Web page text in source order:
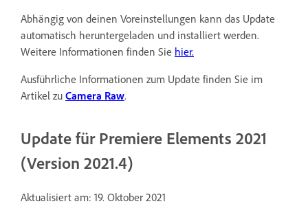
Abhängig von deinen Voreinstellungen kann das Update
automatisch heruntergeladen und installiert werden.
Weitere Informationen finden Sie hier.
Ausführliche Informationen zum Update finden Sie im
Artikel zu Camera Raw.
Update für Premiere Elements 2021
(Version 2021.4)
Aktualisiert am: 19. Oktober 2021